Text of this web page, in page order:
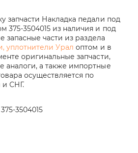
запчасти Накладка педали под
375-3504015 из наличия и под
запасные части из раздела
уплотнители Урал оптом и в
оригинальные запчасти,
аналоги, а также импортные
осуществляется по
СНГ.
375-3504015